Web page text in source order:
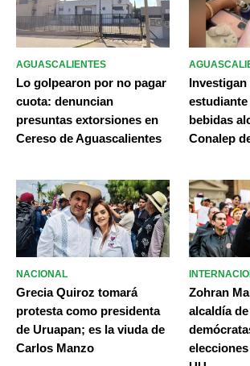
AGUASCALIENTES
Lo golpearon por no pagar
cuota: denuncian
presuntas extorsiones en
Cereso de Aguascalientes
bebidas
Conalep
NACIONAL
Grecia Quiroz tomará
protesta como presidenta
de Uruapan; es la viuda de
Carlos Manzo
Zohran
alcaldía